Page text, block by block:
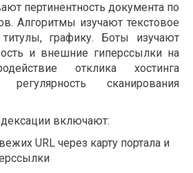
пертинентность документа по
Алгоритмы изучают текстовое
титулы, графику. Боты изучают
и внешние гиперссылки на
отклика хостинга
сканирования
включают:
URL через карту портала и